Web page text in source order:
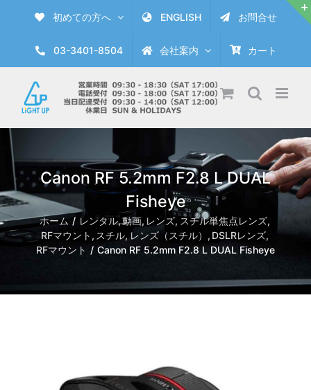
初めての方へ ENGLISH お問合せ
03-3401-8504 会社案内 カート
Canon RF 5.2mm F2.8 L DUAL
Fisheye
ホーム レンタル 動画 レンズ スチル単焦点レンズ
RFマウント
スチル レンズ（スチル）
DSLRレンズ
RFマウント
Canon RF 5.2mm F2.8 L DUAL Fisheye